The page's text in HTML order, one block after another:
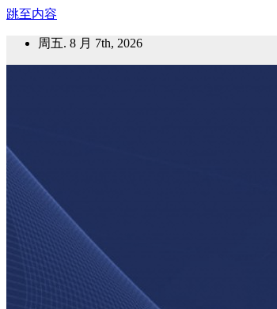
跳至内容
周五. 8 月 7th, 2026